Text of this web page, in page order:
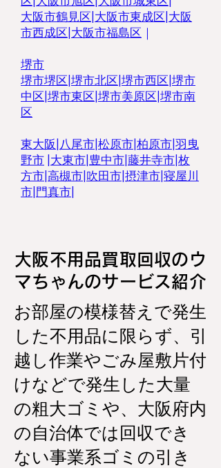
大阪市鶴見区 大阪市東成区 大阪
市西成区| 大阪市福島区 ｜
堺市
堺市堺区 堺市北区 堺市西区 堺市
中区 堺市東区| 堺市美原区 堺市南
区
東大阪 八尾市 松原市 柏原市 羽曳
野市 大東市 豊中市 藤井寺市 枚
方市 高槻市 吹田市 摂津市 寝屋川
市 門真市
大阪不用品買取回収のウ
マちゃんのサービス紹介
お部屋の模様替えで発生
した不用品に限らず、引
越し作業やごみ屋敷片付
けなどで発生した大量
の粗大ゴミや、大阪府内
の自治体では回収でき
ない事業系ゴミの引き